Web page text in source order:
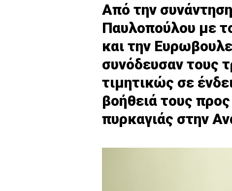
Από την
Παυλοπούλου με
και την
συνόδευσαν τους
τιμητικώς σε
βοήθειά τους
πυρκαγιάς στην